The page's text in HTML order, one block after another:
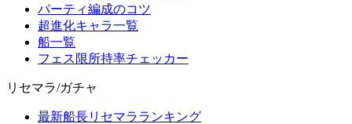
パーティ編成のコツ
超進化キャラ一覧
船一覧
フェス限所持率チェッカー
リセマラ/ガチャ
最新船長リセマラランキング